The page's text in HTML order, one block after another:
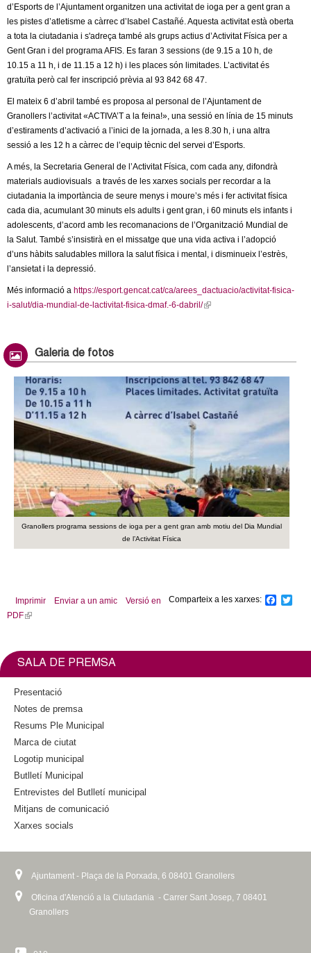
e
s
d’Esports de l’Ajuntament organitzen una activitat de ioga per a gent gran a
les pistes d’atletisme a càrrec d’Isabel Castañé. Aquesta activitat està oberta
a tota la ciutadania i s'adreça també als grups actius d’Activitat Física per a
Gent Gran i del programa AFIS. Es faran 3 sessions (de 9.15 a 10 h, de
10.15 a 11 h, i de 11.15 a 12 h) i les places són limitades. L’activitat és
gratuïta però cal fer inscripció prèvia al 93 842 68 47.
El mateix 6 d’abril també es proposa al personal de l’Ajuntament de
Granollers l’activitat «ACTIVA’T a la feina!», una sessió en línia de 15 minuts
d’estiraments d’activació a l’inici de la jornada, a les 8.30 h, i una altra
sessió a les 12 h a càrrec de l’equip tècnic del servei d’Esports.
A més, la Secretaria General de l’Activitat Física, com cada any, difondrà
materials audiovisuals a través de les xarxes socials per recordar a la
ciutadania la importància de seure menys i moure’s més i fer activitat física
cada dia, acumulant 30 minuts els adults i gent gran, i 60 minuts els infants i
adolescents, d’acord amb les recomanacions de l’Organització Mundial de
la Salut. També s’insistirà en el missatge que una vida activa i l’adopció
d’uns hàbits saludables millora la salut física i mental, i disminueix l’estrès,
l’ansietat i la depressió.
Més informació a https://esport.gencat.cat/ca/arees_dactuacio/activitat-fisica-
i-salut/dia-mundial-de-lactivitat-fisica-dmaf.-6-dabril/(
k
i
s
x
n
a
l
)
Galeria de fotos
Granollers programa sessions de ioga per a gent gran amb motiu del Dia Mundial
de l’Activitat Física
Comparteix a les xarxes:
k
Imprimir Enviar a un amic
Versió en
PDF(
n
i
t
e
r
n
a
SALA DE PREMSA
Presentació
Notes de premsa
Resums Ple Municipal
Marca de ciutat
Logotip municipal
Butlletí Municipal
Entrevistes del Butlletí municipal
Mitjans de comunicació
Xarxes socials
Ajuntament - Plaça de la Porxada, 6 08401 Granollers
Oficina d'Atenció a la Ciutadania - Carrer Sant Josep, 7 08401
Granollers